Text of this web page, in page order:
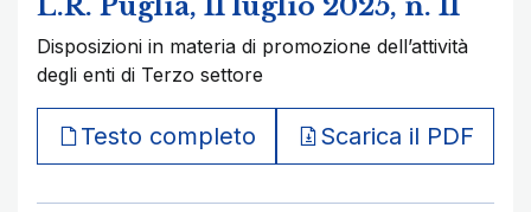
L.R. Puglia, 11 luglio 2025, n. 11
Disposizioni in materia di promozione dell’attività
degli enti di Terzo settore
Testo completo Scarica il PDF